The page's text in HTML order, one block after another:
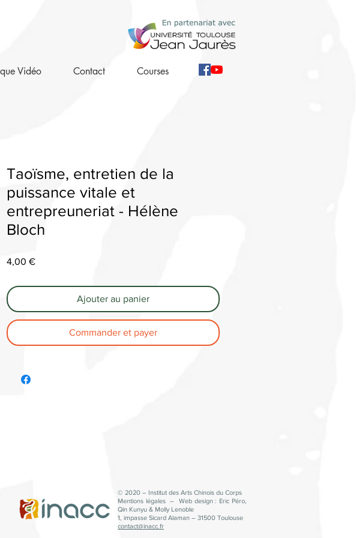
Vidéo Contact Courses
Taoïsme, entretien de la
puissance vitale et
entrepreuneriat - Hélène
Bloch
4,00 €Prix
Ajouter au panier
Commander et payer
© 2020 – Institut des Arts Chinois du Corps
Mentions légales – Web design : Eric Péro,
Qin Kunyu & Molly Lenoble
1, impasse Sicard Alaman – 31500 Toulouse
contact@inacc.fr